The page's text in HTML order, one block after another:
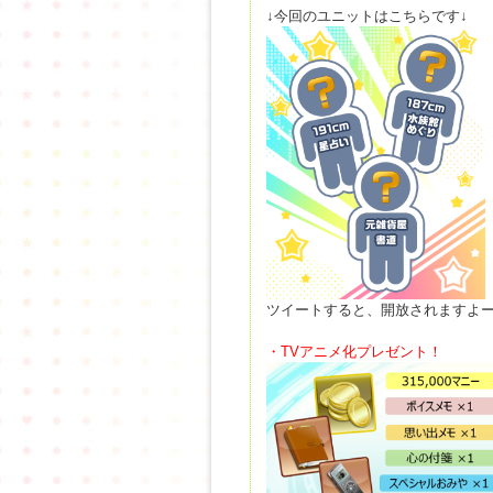
↓今回のユニットはこちらです↓
ツイートすると、開放されますよ
・TVアニメ化プレゼント！